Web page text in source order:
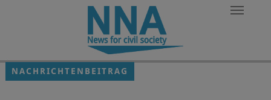
Zum Hauptinhalt springen
NACHRICHTENBEITRAG